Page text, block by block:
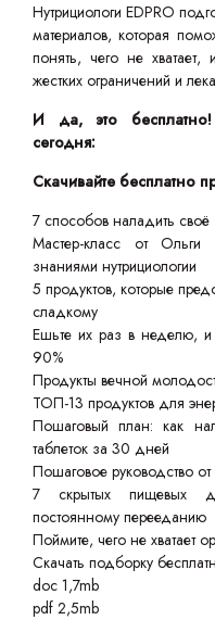
Нутрициологи EDPRO
материалов, которая
понять, чего не
жестких ограничений и
И да, это
сегодня:
Скачивайте бесплатно
7 способов наладить своё
Мастер-класс от
знаниями нутрициологии
5 продуктов, которые
сладкому
Ешьте их раз в неделю, и
90%
Продукты вечной
ТОП-13 продуктов для
Пошаговый план: как
таблеток за 30 дней
Пошаговое руководство от
7 скрытых пищевых
постоянному перееданию
Поймите, чего не хватает
Скачать подборку
doc 1,7mb
pdf 2,5mb